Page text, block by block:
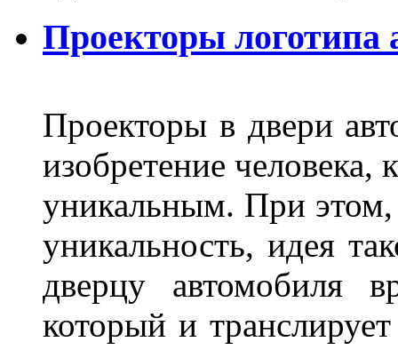
Проекторы логотипа
Проекторы в двери
изобретение человека,
уникальным. При этом,
уникальность, идея
дверцу автомобиля
который и